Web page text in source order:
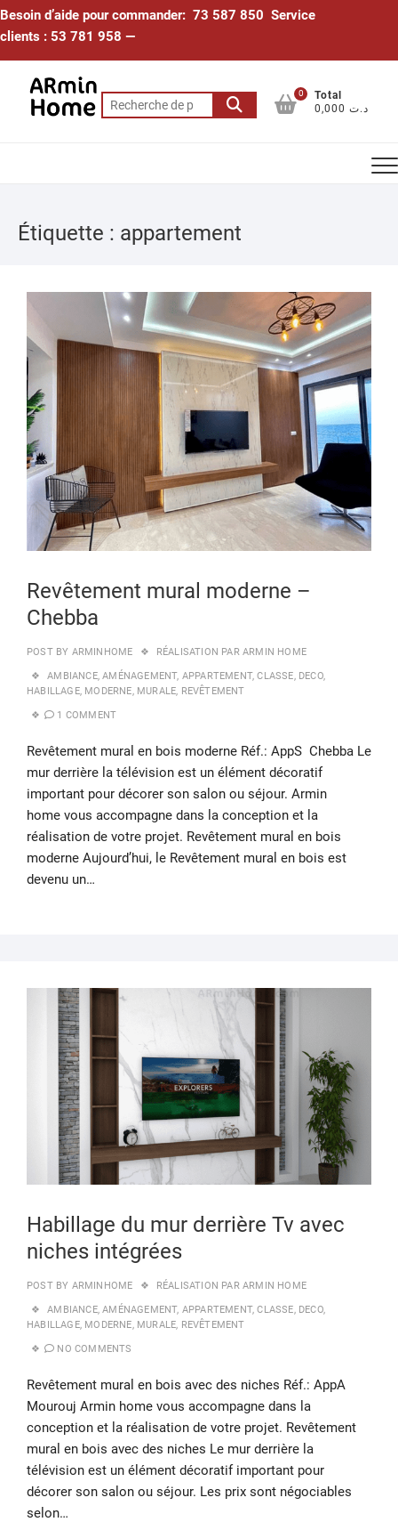
Skip
to
Besoin d’aide pour commander: 73 587 850 Service
clients : 53 781 958 —
Recherche
pour :
0
Total
0,000 د.ت
Étiquette : appartement
Revêtement mural moderne –
Chebba
POST BY ARMINHOME RÉALISATION PAR ARMIN HOME
AMBIANCE,AMÉNAGEMENT, APPARTEMENT,CLASSE, DECO,
HABILLAGE, MODERNE, MURALE, REVÊTEMENT
1 COMMENT
Revêtement mural en bois moderne Réf.: AppS Chebba Le
mur derrière la télévision est un élément décoratif
important pour décorer son salon ou séjour. Armin
home vous accompagne dans la conception et la
réalisation de votre projet. Revêtement mural en bois
moderne Aujourd’hui, le Revêtement mural en bois est
devenu un…
Habillage du mur derrière Tv avec
niches intégrées
POST BY ARMINHOME RÉALISATION PAR ARMIN HOME
AMBIANCE,AMÉNAGEMENT, APPARTEMENT,CLASSE DECO,
HABILLAGE, MODERNE MURALE REVÊTEMENT
NO COMMENTS
Revêtement mural en bois avec des niches Réf.: AppA
Mourouj Armin home vous accompagne dans la
conception et la réalisation de votre projet. Revêtement
mural en bois avec des niches Le mur derrière la
télévision est un élément décoratif important pour
décorer son salon ou séjour. Les prix sont négociables
selon…